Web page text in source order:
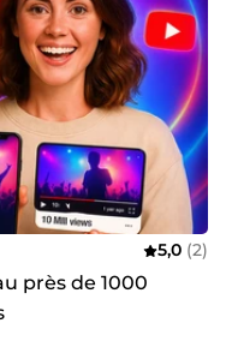
5,0 (2)
près de 1000